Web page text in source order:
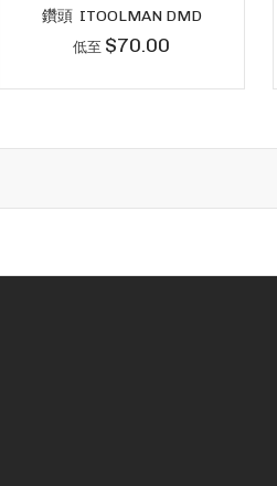
鑽頭 ITOOLMAN DMD
低至 $70.00